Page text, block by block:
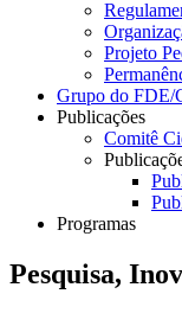
Projeto
Grupo do FDE/
Publicações
Comitê
Programas
Pesquisa,